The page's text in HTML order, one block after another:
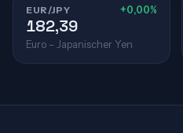
EUR/JPY +0,00%
182,39
Euro – Japanischer Yen